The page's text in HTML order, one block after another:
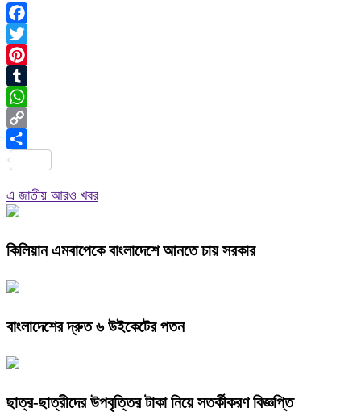
Facebook
Twitter
Pinterest
Tumblr
WhatsApp
Copy
Link
এ জাতীয় আরও খবর
কিলিয়ান এমবাপেকে বাংলাদেশে আনতে চায় সরকার
বাংলাদেশের দ্রুত ৬ উইকেটের পতন
ছাত্র-ছাত্রীদের উপবৃত্তির টাকা নিয়ে সতর্কীকরণ বিজ্ঞপ্তি